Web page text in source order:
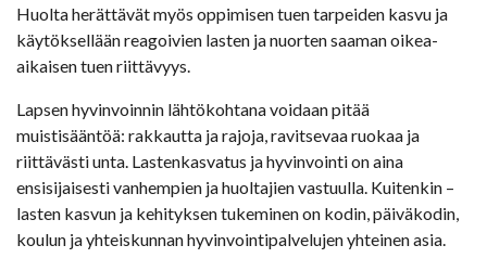
Huolta herättävät myös oppimisen tuen tarpeiden kasvu ja
käytöksellään reagoivien lasten ja nuorten saaman oikea-
aikaisen tuen riittävyys.
Lapsen hyvinvoinnin lähtökohtana voidaan pitää
muistisääntöä: rakkautta ja rajoja, ravitsevaa ruokaa ja
riittävästi unta. Lastenkasvatus ja hyvinvointi on aina
ensisijaisesti vanhempien ja huoltajien vastuulla. Kuitenkin –
lasten kasvun ja kehityksen tukeminen on kodin, päiväkodin,
koulun ja yhteiskunnan hyvinvointipalvelujen yhteinen asia.